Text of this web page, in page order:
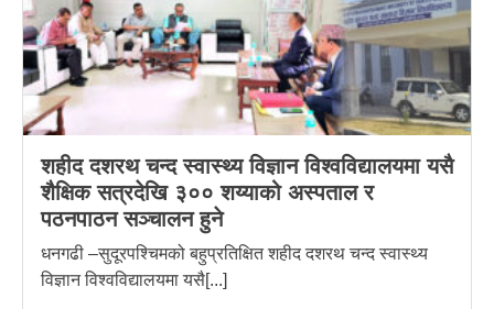
शहीद दशरथ चन्द स्वास्थ्य विज्ञान विश्वविद्यालयमा यसै
शैक्षिक सत्रदेखि ३०० शय्याको अस्पताल र
पठनपाठन सञ्चालन हुने
धनगढी –सुदूरपश्चिमको बहुप्रतिक्षित शहीद दशरथ चन्द स्वास्थ्य
विज्ञान विश्वविद्यालयमा यसै[...]